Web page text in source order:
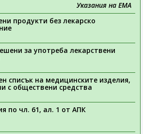
Указания на ЕМА
продукти без лекарско
за употреба лекарствени
списък на медицинските изделия,
с обществени средства
по чл. 61, ал. 1 от АПК